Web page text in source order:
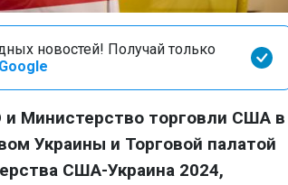
новостей! Получай только
и Министерство торговли США в
Украины и Торговой палатой
США-Украина 2024,